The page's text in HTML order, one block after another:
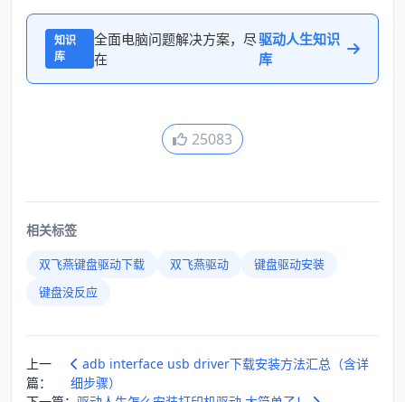
知识
库
全面电脑问题解决方案，尽
在
驱动人生知识
库
25083
相关标签
双飞燕键盘驱动下载 双飞燕驱动
键盘驱动安装
键盘没反应
上一
篇：
adb interface usb driver下载安装方法汇总（含详
细步骤）